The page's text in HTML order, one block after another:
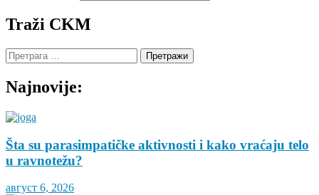
Traži CKM
Претрага
за:
Najnovije:
Šta su parasimpatičke aktivnosti i kako vraćaju telo
u ravnotežu?
август 6, 2026